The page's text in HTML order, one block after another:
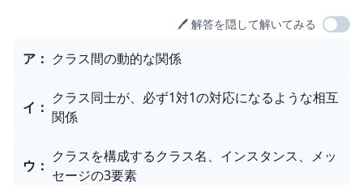
🖊️ 解答を隠して解いてみる
選択肢
ア ： クラス間の動的な関係
イ ：
クラス同士が、必ず1対1の対応になるような相互
関係
ウ ：
クラスを構成するクラス名、インスタンス、メッ
セージの3要素